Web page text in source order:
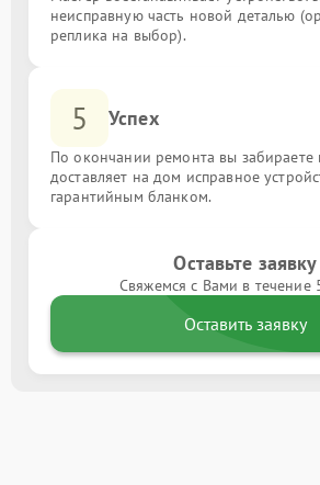
неисправную часть новой деталью
реплика на выбор).
5 Успех
По окончании ремонта вы забираете
доставляет на дом исправное
гарантийным бланком.
Оставьте заявку
Свяжемся с Вами в течение
Оставить заявку